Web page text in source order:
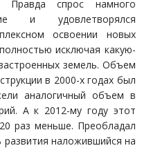
Правда спрос намного
и удовлетворялся
освоении новых
исключая какую-
земель. Объем
в 2000-х годах был
аналогичный объем в
А к 2012-му году этот
раз меньше. Преобладал
развития наложившийся на